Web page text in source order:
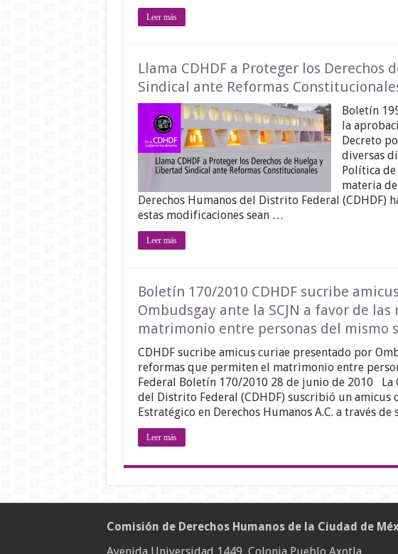
Leer más
Llama CDHDF a Proteger los Derechos
Sindical ante Reformas
Boletín
la
Decreto
diversas
Política
materia
Derechos Humanos del Distrito Federal (CDHDF)
estas modificaciones sean …
Leer más
Boletín 170/2010 CDHDF sucribe
Ombudsgay ante la SCJN a favor de
matrimonio entre personas del mismo
CDHDF sucribe amicus curiae presentado por
reformas que permiten el matrimonio entre
Federal Boletín 170/2010 28 de junio de 2010 La
del Distrito Federal (CDHDF) suscribió un amicus
Estratégico en Derechos Humanos A.C. a través
Leer más
Comisión de Derechos Humanos de la Ciudad de